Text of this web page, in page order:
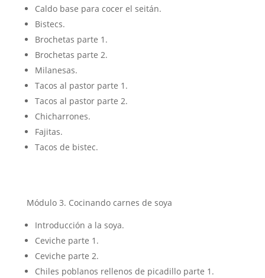
Caldo base para cocer el seitán.
Bistecs.
Brochetas parte 1.
Brochetas parte 2.
Milanesas.
Tacos al pastor parte 1.
Tacos al pastor parte 2.
Chicharrones.
Fajitas.
Tacos de bistec.
Módulo 3. Cocinando carnes de soya
Introducción a la soya.
Ceviche parte 1.
Ceviche parte 2.
Chiles poblanos rellenos de picadillo parte 1.